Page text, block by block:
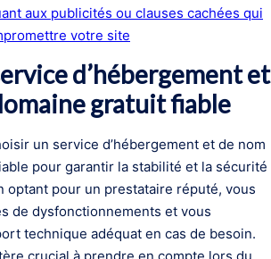
aux publicités ou clauses cachées qui
votre site
d’hébergement et
gratuit fiable
un service d’hébergement et de nom
pour garantir la stabilité et la sécurité
optant pour un prestataire réputé, vous
de dysfonctionnements et vous
technique adéquat en cas de besoin.